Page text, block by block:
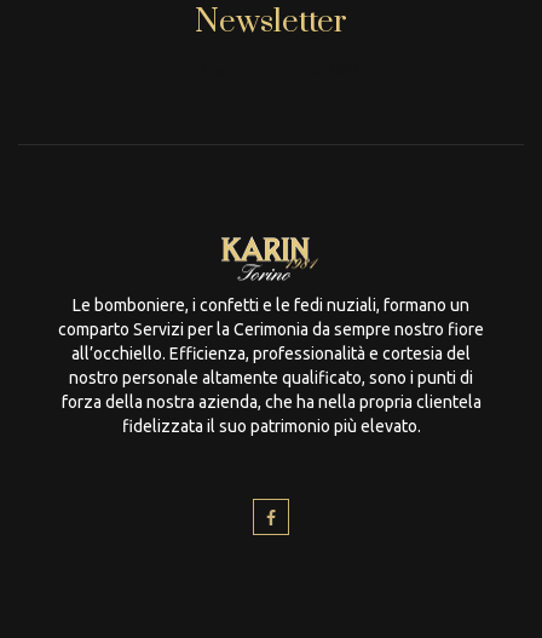
Newsletter
Le bomboniere, i confetti e le fedi nuziali, formano un
comparto Servizi per la Cerimonia da sempre nostro fiore
all’occhiello. Efficienza, professionalità e cortesia del
nostro personale altamente qualificato, sono i punti di
forza della nostra azienda, che ha nella propria clientela
fidelizzata il suo patrimonio più elevato.